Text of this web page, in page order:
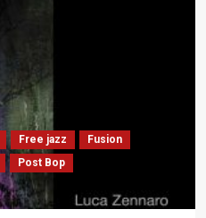
Free jazz
Fusion
Post Bop